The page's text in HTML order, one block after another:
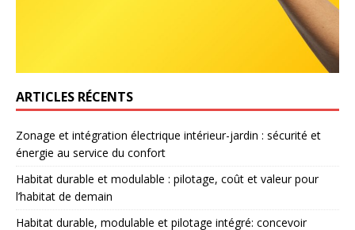
ARTICLES RÉCENTS
Zonage et intégration électrique intérieur-jardin : sécurité et
énergie au service du confort
Habitat durable et modulable : pilotage, coût et valeur pour
l’habitat de demain
Habitat durable, modulable et pilotage intégré: concevoir